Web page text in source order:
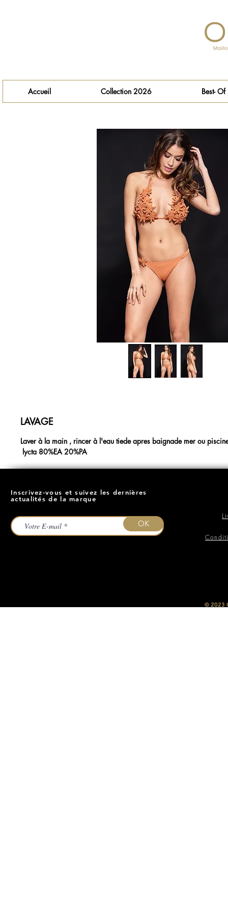
Accueil Collection 2026 Best- Of
LAVAGE
Laver à la main , rincer à l'eau tiede apres baignade mer ou
lycta 80%EA 20%PA
Inscrivez-vous et suivez les dernières
actualités de la marque
OK
​© 2023